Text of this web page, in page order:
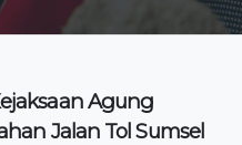
Agung
Jalan Tol Sumsel